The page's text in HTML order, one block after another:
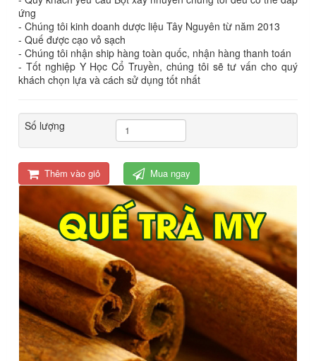
ứng
- Chúng tôi kinh doanh dược liệu Tây Nguyên từ năm 2013
- Quế được cạo vỏ sạch
- Chúng tôi nhận ship hàng toàn quốc, nhận hàng thanh toán
- Tốt nghiệp Y Học Cổ Truyền, chúng tôi sẽ tư vấn cho quý
khách chọn lựa và cách sử dụng tốt nhất
Số lượng
Thêm vào giỏ Mua ngay